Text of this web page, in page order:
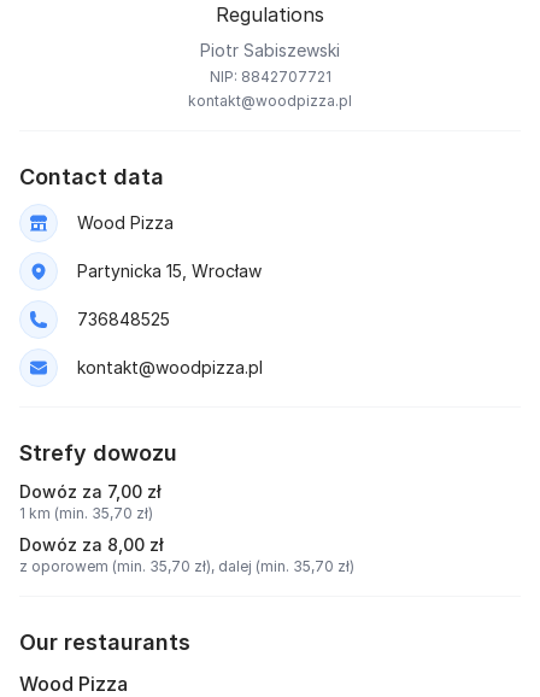
Regulations
Piotr Sabiszewski
NIP: 8842707721
kontakt@woodpizza.pl
Contact data
Wood Pizza
Partynicka 15, Wrocław
736848525
kontakt@woodpizza.pl
Strefy dowozu
Dowóz za 7,00 zł
1 km (min. 35,70 zł)
Dowóz za 8,00 zł
z oporowem (min. 35,70 zł), dalej (min. 35,70 zł)
Our restaurants
Wood Pizza